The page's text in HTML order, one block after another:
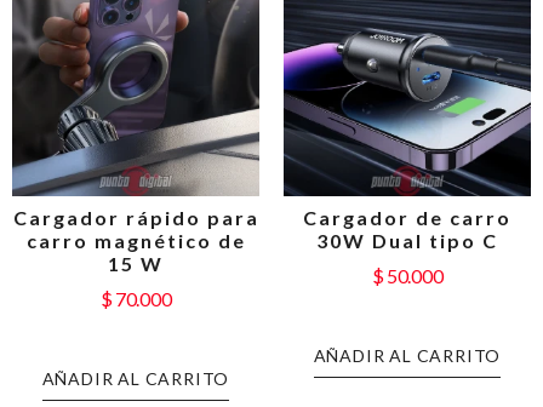
Cargador rápido para
carro magnético de
15 W
$70.000
AÑADIR AL CARRITO
Cargador de carro
30W Dual tipo C
$50.000
AÑADIR AL CARRITO